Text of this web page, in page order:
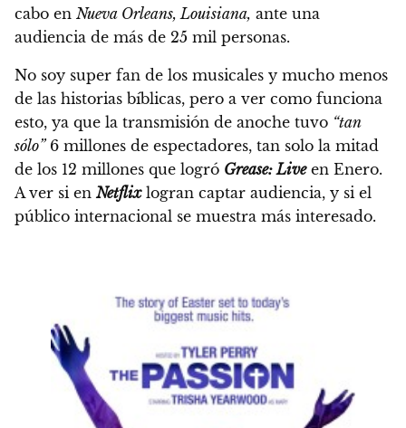
cabo en Nueva Orleans, Louisiana, ante una
audiencia de más de 25 mil personas.
No soy super fan de los musicales y mucho menos
de las historias bíblicas, pero a ver como funciona
esto, ya que la transmisión de anoche tuvo “tan
sólo”6 millones de espectadores, tan solo la mitad
de los 12 millones que logró Grease: Liveen Enero.
A ver si en Netflixlogran captar audiencia, y si el
público internacional se muestra más interesado.